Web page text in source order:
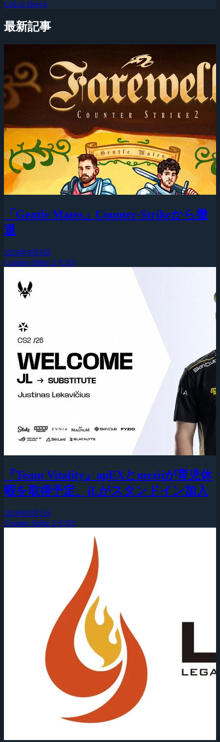
Call of Duty4
最新記事
「Gentle Mates」Counter-Strikeから撤
退
2026年8月8日
Counter-Strike 2 (CS2)
『Team Vitality』apEXとmeziiが育児休
暇を取得予定、jLがスタンドイン加入
2026年8月5日
Counter-Strike 2 (CS2)